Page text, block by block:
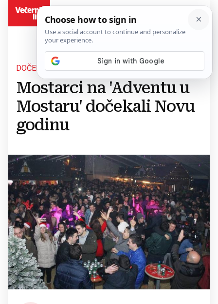
DOČEK NA OTVORENOM
Mostarci na 'Adventu u
Mostaru' dočekali Novu
godinu